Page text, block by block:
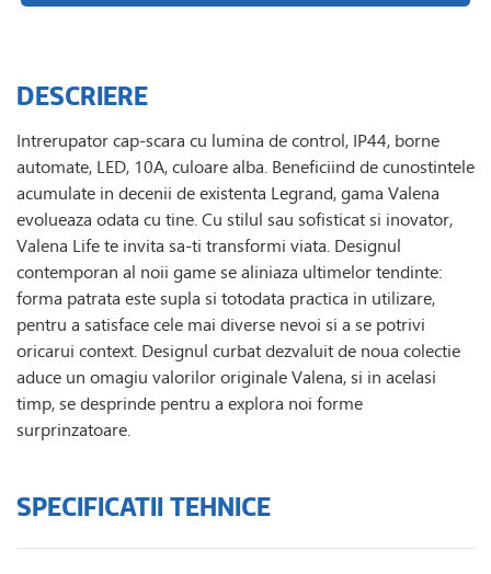
DESCRIERE
Intrerupator cap-scara cu lumina de control, IP44, borne
automate, LED, 10A, culoare alba. Beneficiind de cunostintele
acumulate in decenii de existenta Legrand, gama Valena
evolueaza odata cu tine. Cu stilul sau sofisticat si inovator,
Valena Life te invita sa-ti transformi viata. Designul
contemporan al noii game se aliniaza ultimelor tendinte:
forma patrata este supla si totodata practica in utilizare,
pentru a satisface cele mai diverse nevoi si a se potrivi
oricarui context. Designul curbat dezvaluit de noua colectie
aduce un omagiu valorilor originale Valena, si in acelasi
timp, se desprinde pentru a explora noi forme
surprinzatoare.
SPECIFICATII TEHNICE